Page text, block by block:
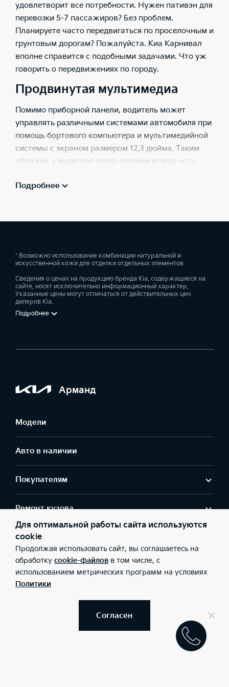
удовлетворит все потребности. Нужен пативэн для
перевозки 5-7 пассажиров? Без проблем.
Планируете часто передвигаться по проселочным и
грунтовым дорогам? Пожалуйста. Киа Карнивал
вполне справится с подобными задачами. Что уж
говорить о передвижениях по городу.
Продвинутая мультимедиа
Помимо приборной панели, водитель может
управлять различными системами автомобиля при
помощь бортового компьютера и мультимедийной
системы с экраном размером 12,3 дюйма. Таким
образом, у водителя перед глазами всегда есть:
возможность обзора через камеру заднего
навигационные данные;
Для оптимизации управления, в автомобиле
предусмотрено голосовое, цифровое и аналоговое
управления различными системами.
Узнатьцены, купитьновую машину или записаться
на тест-драйв можно на нашем сайте.
Подробнее
* Возможно использование комбинации натуральной и
искусственной кожи для отделки отдельных элементов
Сведения о ценах на продукцию бренда Kia, содержащиеся на
сайте, носят исключительно информационный характер.
Указанные цены могут отличаться от действительных цен
дилеров Kia.
Подробнее
Арманд
Модели
Авто в наличии
Покупателям
Ремонт кузова
Владельцам
О Дилере
г. Москва, Гостиничный пр., д. 10А, стр.1
Для оптимальной работы сайта используются
cookie
Продолжая использовать сайт, вы соглашаетесь на
обработку cookie-файлов в том числе, с
использованием метрических программ на условиях
Политики
Согласен